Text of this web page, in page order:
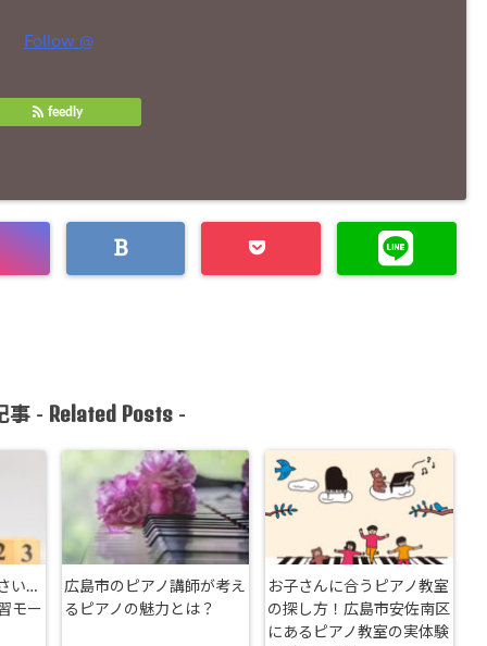
Follow @
feedly
事 - Related Posts-
い…
モー
広島市のピアノ講師が考え
るピアノの魅力とは？
お子さんに合うピアノ教室
の探し方！広島市安佐南区
にあるピアノ教室の実体験